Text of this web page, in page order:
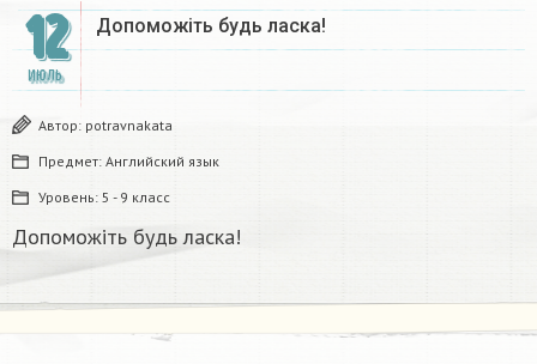
12
ИЮЛЬ
Допоможіть будь ласка!​
Автор: potravnakata
Предмет: Английский язык
Уровень: 5 - 9 класс
Допоможіть будь ласка!​